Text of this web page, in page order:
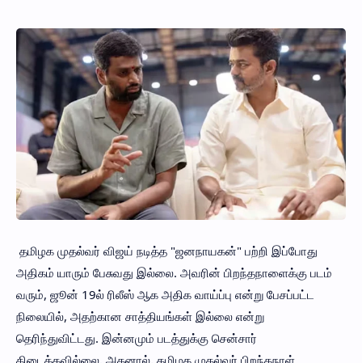
தமிழக முதல்வர் விஜய் நடித்த "ஜனநாயகன்" பற்றி இப்போது
அதிகம் யாரும் பேசுவது இல்லை. அவரின் பிறந்தநாளைக்கு படம்
வரும், ஜூன் 19ல் ரிலீஸ் ஆக அதிக வாய்ப்பு என்று பேசப்பட்ட
நிலையில், அதற்கான சாத்தியங்கள் இல்லை என்று
தெரிந்துவிட்டது. இன்னமும் படத்துக்கு சென்சார்
கிடைக்கவில்லை. அதனால், தமிழக முதல்வர் பிறந்தநாள்